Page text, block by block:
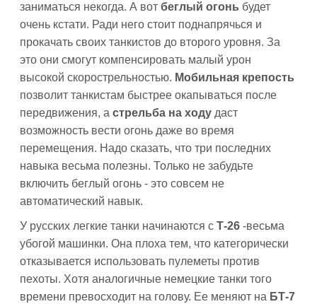
заниматься некогда. А вот беглый огонь будет
очень кстати. Ради него стоит поднапрячься и
прокачать своих танкистов до второго уровня. За
это они смогут компенсировать малый урон
высокой скорострельностью. Мобильная крепость
позволит танкистам быстрее окапываться после
передвижения, а стрельба на ходу даст
возможность вести огонь даже во время
перемещения. Надо сказать, что три последних
навыка весьма полезны. Только не забудьте
включить беглый огонь - это совсем не
автоматический навык.
У русских легкие танки начинаются с Т-26 -весьма
убогой машинки. Она плоха тем, что категорически
отказывается использовать пулеметы против
пехоты. Хотя аналогичные немецкие танки того
времени превосходит на голову. Ее меняют на БТ-7